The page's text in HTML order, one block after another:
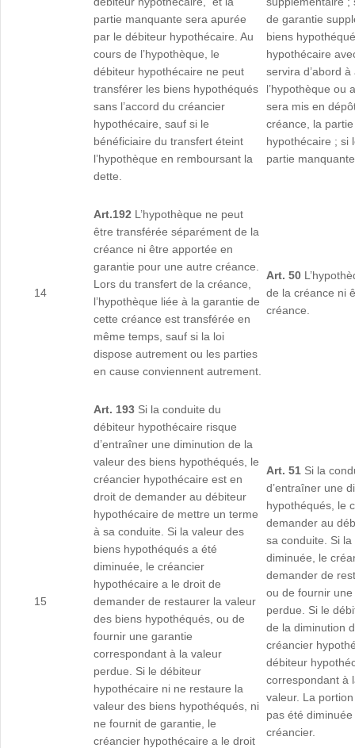
partie manquante sera apurée
par le débiteur hypothécaire. Au
cours de l’hypothèque, le
débiteur hypothécaire ne peut
transférer les biens hypothéqués
sans l’accord du créancier
hypothécaire, sauf si le
bénéficiaire du transfert éteint
l’hypothèque en remboursant la
dette.
de garantie
biens
hypothécaire
servira d’abord
l’hypothèque ou
sera mis en
créance, la
hypothécaire ; si
partie
14
Art.192 L’hypothèque ne peut
être transférée séparément de la
créance ni être apportée en
garantie pour une autre créance.
Lors du transfert de la créance,
l’hypothèque liée à la garantie de
cette créance est transférée en
même temps, sauf si la loi
dispose autrement ou les parties
en cause conviennent autrement.
Art. 50
de la créance ni
créance.
15
Art. 193 Si la conduite du
débiteur hypothécaire risque
d’entraîner une diminution de la
valeur des biens hypothéqués, le
créancier hypothécaire est en
droit de demander au débiteur
hypothécaire de mettre un terme
à sa conduite. Si la valeur des
biens hypothéqués a été
diminuée, le créancier
hypothécaire a le droit de
demander de restaurer la valeur
des biens hypothéqués, ou de
fournir une garantie
correspondant à la valeur
perdue. Si le débiteur
hypothécaire ni ne restaure la
valeur des biens hypothéqués, ni
ne fournit de garantie, le
créancier hypothécaire a le droit
Art. 51 Si la
d’entraîner une
hypothéqués, le
demander au
sa conduite. Si
diminuée, le
demander de
ou de fournir
perdue. Si le
de la diminution
créancier
débiteur
correspondant à
valeur. La
pas été
créancier.